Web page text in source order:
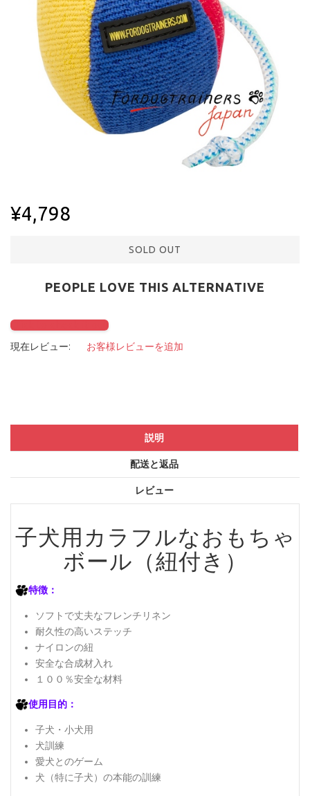
¥4,798
SOLD OUT
PEOPLE LOVE THIS ALTERNATIVE
Click to check it out
現在レビュー:
お客様レビューを追加
説明
配送と返品
レビュー
子犬用カラフルなおもちゃ
ボール（紐付き）
特徴：
ソフトで丈夫なフレンチリネン
耐久性の高いステッチ
ナイロンの紐
安全な合成材入れ
１００％安全な材料
使用目的：
子犬・小犬用
犬訓練
愛犬とのゲーム
犬（特に子犬）の本能の訓練